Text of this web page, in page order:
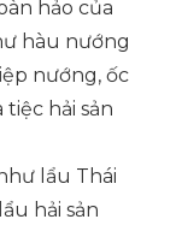
hảo của
hàu nướng
nướng, ốc
hải sản
lẩu Thái
hải sản